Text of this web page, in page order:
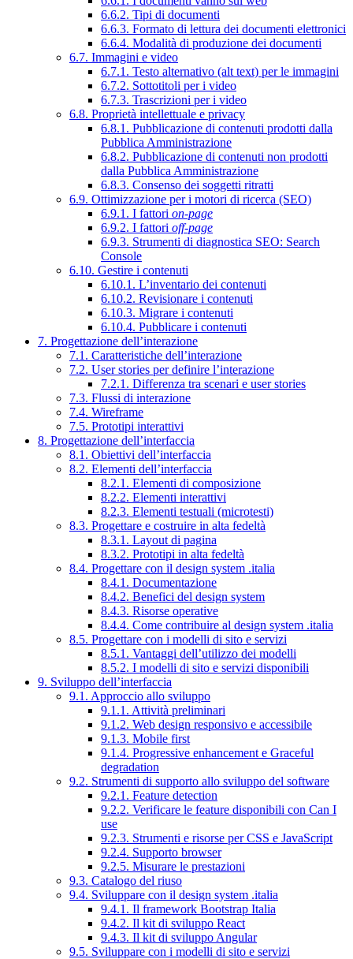
6.6.2. Tipi di documenti
6.6.3. Formato di lettura dei documenti elettronici
6.6.4. Modalità di produzione dei documenti
6.7. Immagini e video
6.7.1. Testo alternativo (alt text) per le immagini
6.7.2. Sottotitoli per i video
6.7.3. Trascrizioni per i video
6.8. Proprietà intellettuale e privacy
6.8.1. Pubblicazione di contenuti prodotti dalla
Pubblica Amministrazione
6.8.2. Pubblicazione di contenuti non prodotti
dalla Pubblica Amministrazione
6.8.3. Consenso dei soggetti ritratti
6.9. Ottimizzazione per i motori di ricerca (SEO)
6.9.1. I fattori on-page
6.9.2. I fattori off-page
6.9.3. Strumenti di diagnostica SEO: Search
Console
6.10. Gestire i contenuti
6.10.1. L’inventario dei contenuti
6.10.2. Revisionare i contenuti
6.10.3. Migrare i contenuti
6.10.4. Pubblicare i contenuti
7. Progettazione dell’interazione
7.1. Caratteristiche dell’interazione
7.2. User stories per definire l’interazione
7.2.1. Differenza tra scenari e user stories
7.3. Flussi di interazione
7.4. Wireframe
7.5. Prototipi interattivi
8. Progettazione dell’interfaccia
8.1. Obiettivi dell’interfaccia
8.2. Elementi dell’interfaccia
8.2.1. Elementi di composizione
8.2.2. Elementi interattivi
8.2.3. Elementi testuali (microtesti)
8.3. Progettare e costruire in alta fedeltà
8.3.1. Layout di pagina
8.3.2. Prototipi in alta fedeltà
8.4. Progettare con il design system .italia
8.4.1. Documentazione
8.4.2. Benefici del design system
8.4.3. Risorse operative
8.4.4. Come contribuire al design system .italia
8.5. Progettare con i modelli di sito e servizi
8.5.1. Vantaggi dell’utilizzo dei modelli
8.5.2. I modelli di sito e servizi disponibili
9. Sviluppo dell’interfaccia
9.1. Approccio allo sviluppo
9.1.1. Attività preliminari
9.1.2. Web design responsivo e accessibile
9.1.3. Mobile first
9.1.4. Progressive enhancement e Graceful
degradation
9.2. Strumenti di supporto allo sviluppo del software
9.2.1. Feature detection
9.2.2. Verificare le feature disponibili con Can I
use
9.2.3. Strumenti e risorse per CSS e JavaScript
9.2.4. Supporto browser
9.2.5. Misurare le prestazioni
9.3. Catalogo del riuso
9.4. Sviluppare con il design system .italia
9.4.1. Il framework Bootstrap Italia
9.4.2. Il kit di sviluppo React
9.4.3. Il kit di sviluppo Angular
9.5. Sviluppare con i modelli di sito e servizi